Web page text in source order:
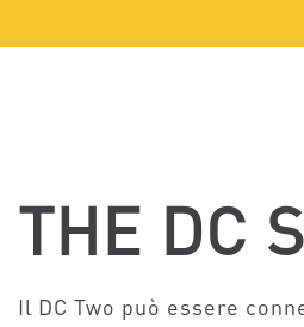
THE DC
Il DC Two può essere